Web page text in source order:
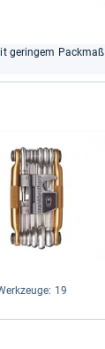
gerin­gem Pack­maß
19